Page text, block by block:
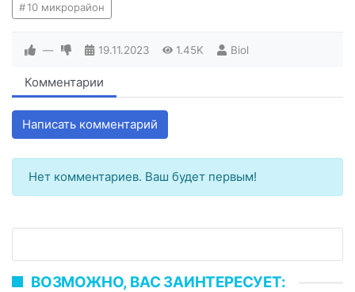
10 микрорайон
— 19.11.2023 1.45K Biol
Комментарии
Написать комментарий
Нет комментариев. Ваш будет первым!
ВОЗМОЖНО, ВАС ЗАИНТЕРЕСУЕТ: